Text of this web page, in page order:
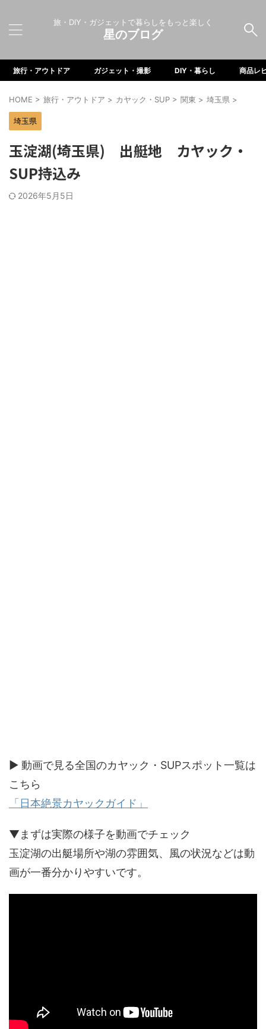
旅・DIY・ガジェットで暮らしをもっと楽しく
星のブログ
旅行・アウトドア ガジェット・撮影 DIY・暮らし 商品レ
HOME > 旅行・アウトドア > カヤック・SUP > 関東 > 埼玉県 >
埼玉県
玉淀湖(埼玉県) 出艇地 カヤック・
SUP持込み
2026年5月5日
▶ 動画で見る全国のカヤック・SUPスポット一覧は
こちら
「日本絶景カヤックガイド」
▼まずは実際の様子を動画でチェック
玉淀湖の出艇場所や湖の雰囲気、風の状況などは動
画が一番分かりやすいです。